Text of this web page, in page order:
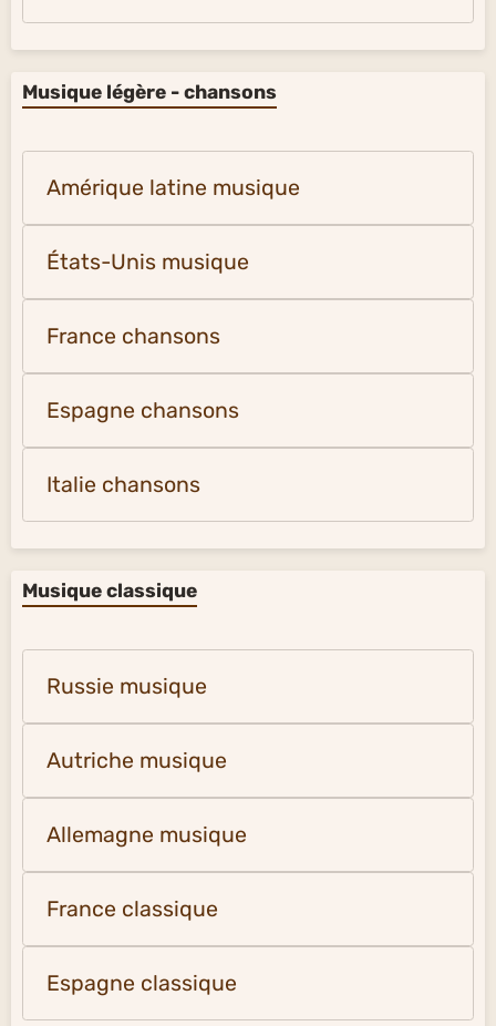
Musique légère - chansons
Amérique latine musique
États-Unis musique
France chansons
Espagne chansons
Italie chansons
Musique classique
Russie musique
Autriche musique
Allemagne musique
France classique
Espagne classique